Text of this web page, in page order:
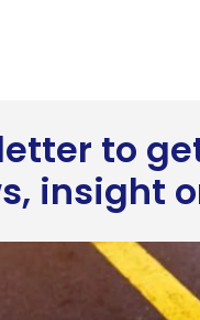
to
insight